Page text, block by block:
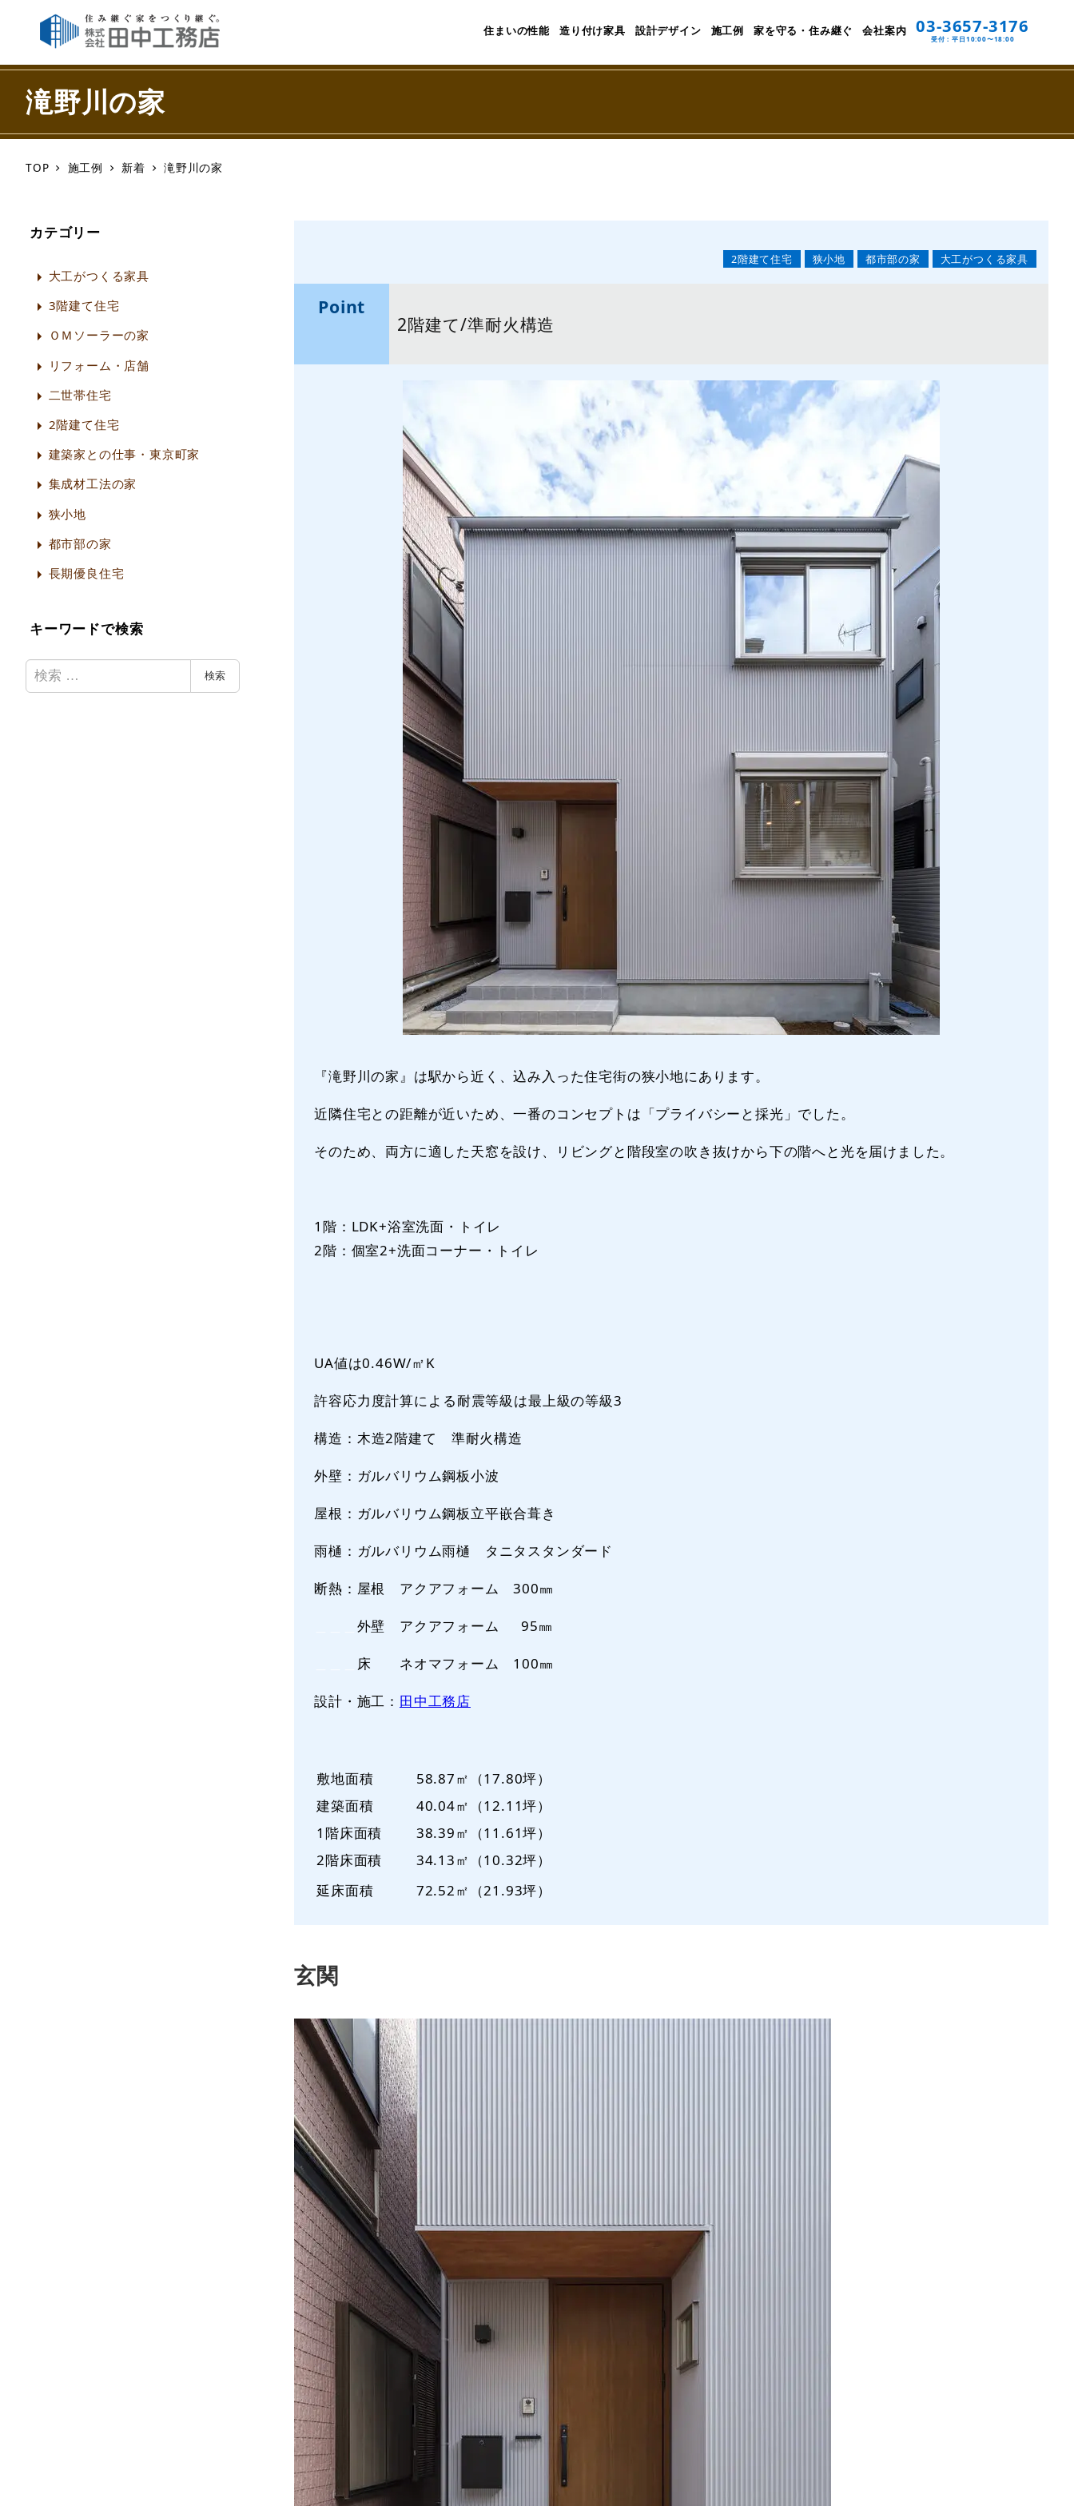
住まいの性能 造り付け家具 設計デザイン 施工例 家を守る・住み継ぐ 会社案内 03-3657-3176
受付：平日10:00〜18:00
滝野川の家
TOP 施工例 新着 滝野川の家
2階建て住宅 狭小地 都市部の家 大工がつくる家具
2階建て/準耐火構造
『滝野川の家』は駅から近く、込み入った住宅街の狭小地にあります。
近隣住宅との距離が近いため、一番のコンセプトは「プライバシーと採光」でした。
そのため、両方に適した天窓を設け、リビングと階段室の吹き抜けから下の階へと光を届けました。
1階：LDK+浴室洗面・トイレ
2階：個室2+洗面コーナー・トイレ
UA値は0.46W/㎡K
許容応力度計算による耐震等級は最上級の等級3
構造：木造2階建て 準耐火構造
外壁：ガルバリウム鋼板小波
屋根：ガルバリウム鋼板立平嵌合葺き
雨樋：ガルバリウム雨樋 タニタスタンダード
断熱：屋根 アクアフォーム 300㎜
外壁 アクアフォーム 95㎜
床 ネオマフォーム 100㎜
設計・施工： 田中工務店
敷地面積
58.87㎡（17.80坪）
建築面積
40.04㎡（12.11坪）
1階床面積
38.39㎡（11.61坪）
2階床面積
34.13㎡（10.32坪）
延床面積
72.52㎡（21.93坪）
玄関
カテゴリー
大工がつくる家具
3階建て住宅
ＯＭソーラーの家
リフォーム・店舗
二世帯住宅
2階建て住宅
建築家との仕事・東京町家
集成材工法の家
狭小地
都市部の家
長期優良住宅
キーワードで検索
検
索
検索